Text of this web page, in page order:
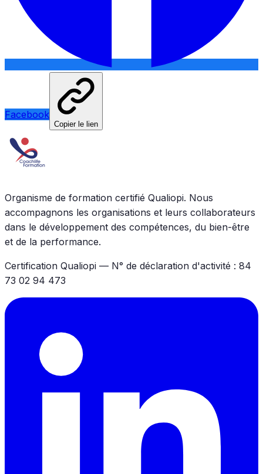
Facebook
Copier le lien
Organisme de formation certifié Qualiopi. Nous
accompagnons les organisations et leurs collaborateurs
dans le développement des compétences, du bien-être
et de la performance.
Certification Qualiopi — N° de déclaration d'activité : 84
73 02 94 473